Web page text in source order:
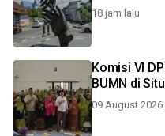
18 jam lalu
Komisi VI
BUMN di
09 August 2026